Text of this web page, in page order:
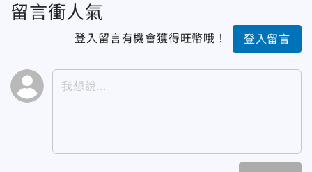
留言衝人氣
登入留言有機會獲得旺幣哦！ 登入留言